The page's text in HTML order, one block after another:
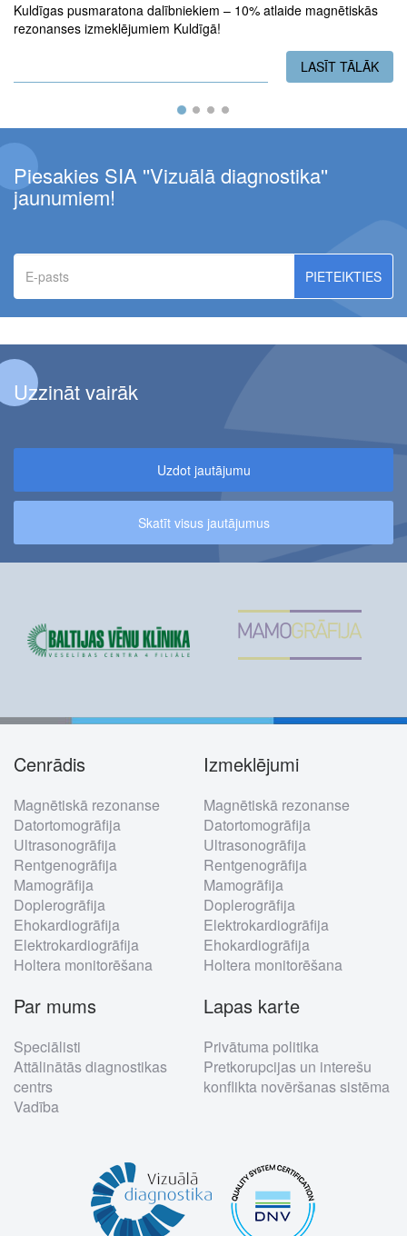
Kuldīgas pusmaratona dalībniekiem – 10% atlaide magnētiskās
rezonanses izmeklējumiem Kuldīgā!
LASĪT TĀLĀK
Piesakies SIA ''Vizuālā diagnostika''
jaunumiem!
pasts
Uzzināt vairāk
Uzdot jautājumu
Skatīt visus jautājumus
Footer
menu
Cenrādis
Magnētiskā rezonanse
Datortomogrāfija
Ultrasonogrāfija
Rentgenogrāfija
Mamogrāfija
Doplerogrāfija
Ehokardiogrāfija
Elektrokardiogrāfija
Holtera monitorēšana
Izmeklējumi
Magnētiskā rezonanse
Datortomogrāfija
Ultrasonogrāfija
Rentgenogrāfija
Mamogrāfija
Doplerogrāfija
Elektrokardiogrāfija
Ehokardiogrāfija
Holtera monitorēšana
Par mums
Speciālisti
Attālinātās diagnostikas
centrs
Vadība
Lapas karte
Privātuma politika
Pretkorupcijas un interešu
konflikta novēršanas sistēma